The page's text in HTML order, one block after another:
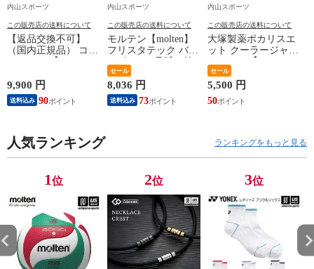
内山スポーツ
この販売店の送料について
【返品交換不可】
（国内正規品） コラ
トッテ ネックレス
CREST ABAAS 【
ABAAS5 磁気ネック
メンズ レディース
】【翌日配達対象】
9,900 円
送料込み 90
内山スポーツ
この販売店の送料について
モルテン【molten】
フリスタテック バレ
定球）2026年継続モ
デル【国際公認球
V5M5000 ネーム加工
できません】【翌日
セール
8,036 円
送料込み 73
内山スポーツ
この販売店の送料について
大塚製薬ポカリスエ
ット クーラージャグ
13リットル ジャグボ
トル 水分補給】【翌
日配達対象】[自社]
セール
5,500 円
50
人気ランキング ランキングをもっと見る
1位 2位 3位